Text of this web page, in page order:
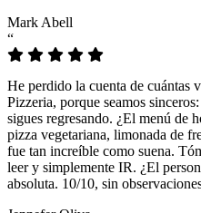
Mark Abell
“
He perdido la cuenta de cuántas
Pizzeria, porque seamos
sigues regresando. ¿El menú de
pizza vegetariana, limonada de
fue tan increíble como suena.
leer y simplemente IR. ¿El
absoluta. 10/10, sin